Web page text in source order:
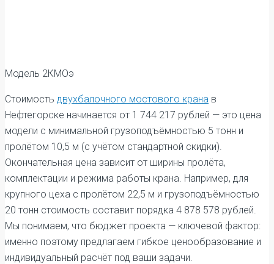
Модель 2КМОэ
Стоимость двухбалочного мостового крана в
Нефтегорске начинается от 1 744 217 рублей — это цена
модели с минимальной грузоподъёмностью 5 тонн и
пролётом 10,5 м (с учётом стандартной скидки).
Окончательная цена зависит от ширины пролёта,
комплектации и режима работы крана. Например, для
крупного цеха с пролётом 22,5 м и грузоподъёмностью
20 тонн стоимость составит порядка 4 878 578 рублей.
Мы понимаем, что бюджет проекта — ключевой фактор:
именно поэтому предлагаем гибкое ценообразование и
индивидуальный расчёт под ваши задачи.